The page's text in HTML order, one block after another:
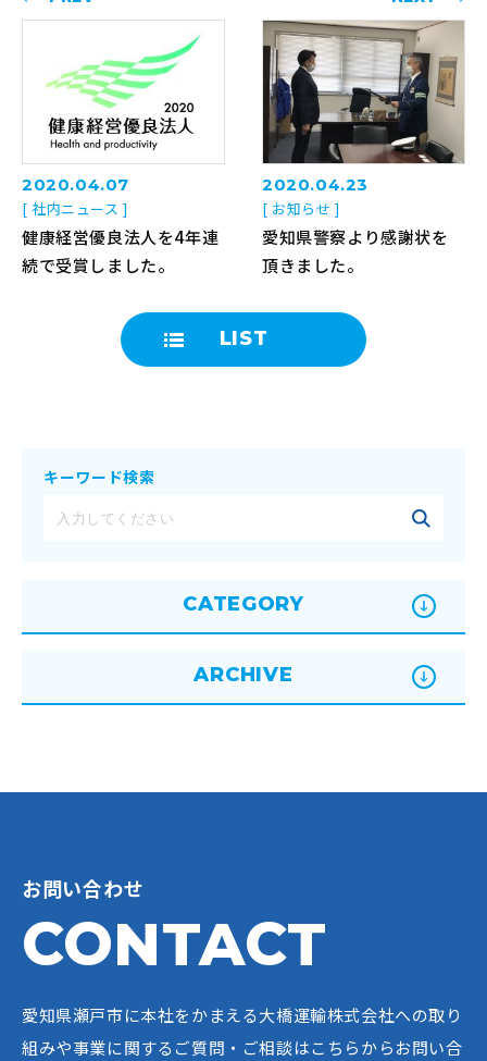
2020.04.07
[ 社内ニュース ]
健康経営優良法人を4年連
続で受賞しました。
LIST
2020.04.23
[ お知らせ ]
愛知県警察より感謝状を
頂きました。
キーワード検索
CATEGORY
ARCHIVE
お問い合わせ
CONTACT
愛知県瀬戸市に本社をかまえる大橋運輸株式会社への取り
組みや事業に関するご質問・ご相談はこちらからお問い合